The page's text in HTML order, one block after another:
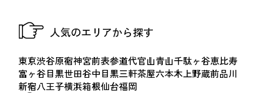
一部低い部分：約2,500mm
構造
1階＋吹き抜け構成
Wi-Fi：あり
冷蔵庫：あり
H600×W700×D1000：2台
H600×W780×D870：2台
H695×W530×D870：1台
H150×W300×D700：3台
・ご予約および決済前に、撮影内容のわかる企画書のご提出
・掲載写真は撮影時点の内容となり、現況と異なる場合がご
ざいます。
人気のエリアから探す
東京渋谷原宿神宮前表参道代官山青山千駄ヶ谷恵比寿
富ヶ谷目黒世田谷中目黒三軒茶屋六本木上野蔵前品川
新宿八王子横浜箱根仙台福岡